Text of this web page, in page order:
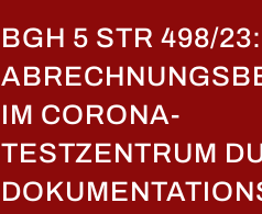
BGH 5 STR 498/23:
IM CORONA-
TESTZENTRUM